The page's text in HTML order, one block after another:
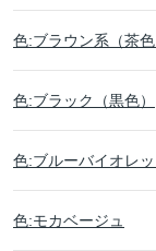
色:ブラウン系（茶色
色:ブラック（黒色）
色:ブルーバイオレッ
色:モカベージュ